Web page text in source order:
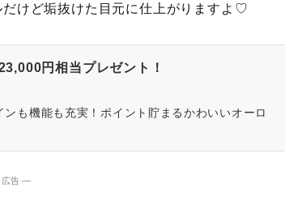
けど垢抜けた目元に仕上がりますよ♡
円相当プレゼント！
も機能も充実！ポイント貯まるかわいいオーロ
告 ―